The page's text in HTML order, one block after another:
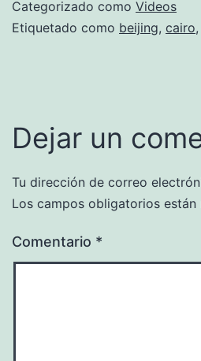
Categorizado como Videos
Etiquetado como beijing, cairo,
Dejar un
Tu dirección de correo
Los campos obligatorios están
Comentario *